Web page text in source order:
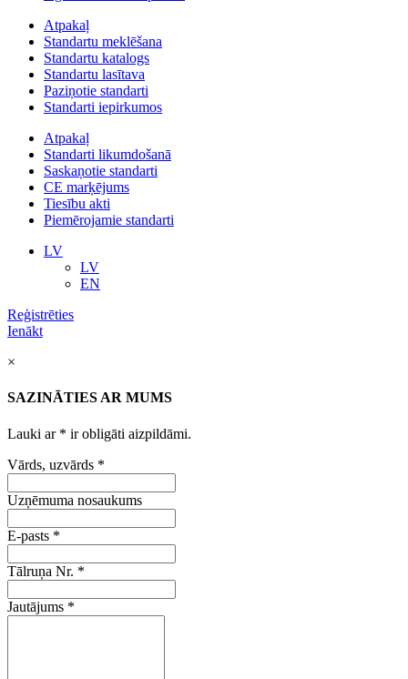
Atpakaļ
Standartu meklēšana
Standartu katalogs
Standartu lasītava
Paziņotie standarti
Standarti iepirkumos
Atpakaļ
Standarti likumdošanā
Saskaņotie standarti
CE marķējums
Tiesību akti
Piemērojamie standarti
LV
LV
EN
Reģistrēties
Ienākt
×
SAZINĀTIES AR MUMS
Lauki ar * ir obligāti aizpildāmi.
Vārds, uzvārds *
Uzņēmuma nosaukums
E-pasts *
Tālruņa Nr. *
Jautājums *